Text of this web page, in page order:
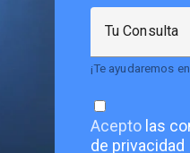
Tu Consulta
¡Te ayudaremos
Acepto las
de privacidad